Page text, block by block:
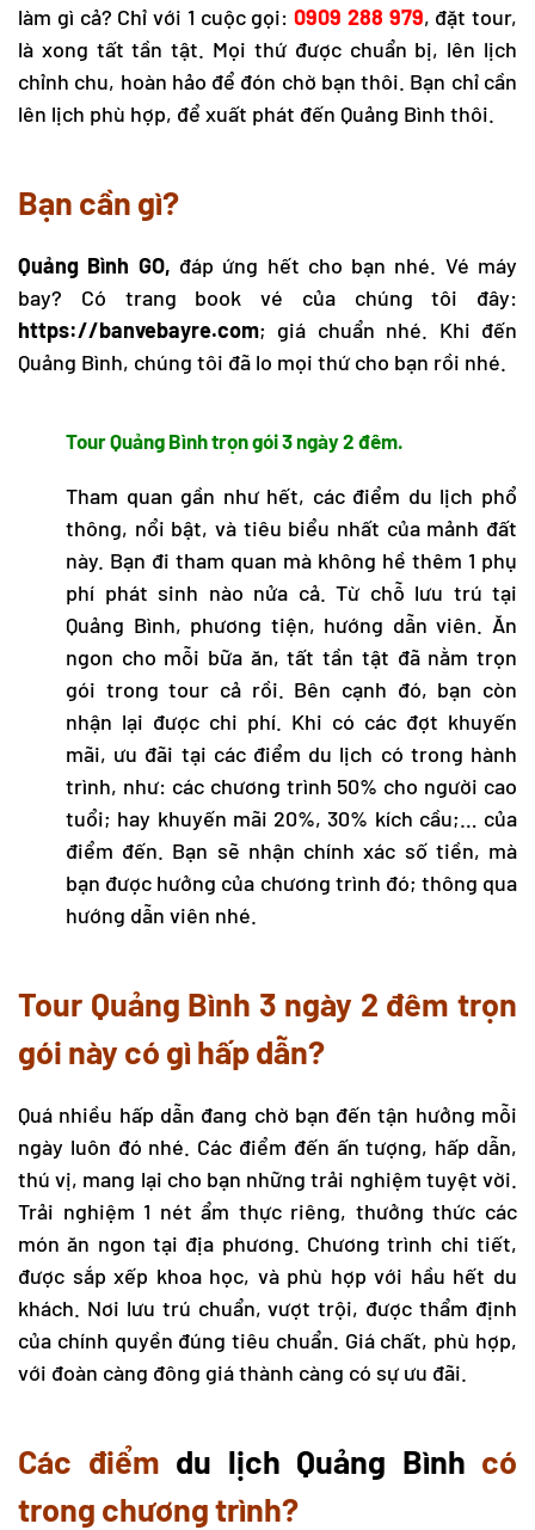
làm gì cả? Chỉ với 1 cuộc gọi: 0909 288 979, đặt tour,
là xong tất tần tật. Mọi thứ được chuẩn bị, lên lịch
chỉnh chu, hoàn hảo để đón chờ bạn thôi. Bạn chỉ cần
lên lịch phù hợp, để xuất phát đến Quảng Bình thôi.
Bạn cần gì?
Quảng Bình GO, đáp ứng hết cho bạn nhé. Vé máy
bay? Có trang book vé của chúng tôi đây:
https://banvebayre.com; giá chuẩn nhé. Khi đến
Quảng Bình, chúng tôi đã lo mọi thứ cho bạn rồi nhé.
Tour Quảng Bìnhtrọn gói 3 ngày 2 đêm.
Tham quan gần như hết, các điểm du lịch phổ
thông, nổi bật, và tiêu biểu nhất của mảnh đất
này. Bạn đi tham quan mà không hề thêm 1 phụ
phí phát sinh nào nửa cả. Từ chỗ lưu trú tại
Quảng Bình, phương tiện, hướng dẫn viên. Ăn
ngon cho mỗi bữa ăn, tất tần tật đã nằm trọn
gói trong tour cả rồi. Bên cạnh đó, bạn còn
nhận lại được chi phí. Khi có các đợt khuyến
mãi, ưu đãi tại các điểm du lịch có trong hành
trình, như: các chương trình 50% cho người cao
tuổi; hay khuyến mãi 20%, 30% kích cầu;… của
điểm đến. Bạn sẽ nhận chính xác số tiền, mà
bạn được hưởng của chương trình đó; thông qua
hướng dẫn viên nhé.
Tour Quảng Bình 3 ngày 2 đêm trọn
gói này có gì hấp dẫn?
Quá nhiều hấp dẫn đang chờ bạn đến tận hưởng mỗi
ngày luôn đó nhé. Các điểm đến ấn tượng, hấp dẫn,
thú vị, mang lại cho bạn những trải nghiệm tuyệt vời.
Trải nghiệm 1 nét ẩm thực riêng, thưởng thức các
món ăn ngon tại địa phương. Chương trình chi tiết,
được sắp xếp khoa học, và phù hợp với hầu hết du
khách. Nơi lưu trú chuẩn, vượt trội, được thẩm định
của chính quyền đúng tiêu chuẩn. Giá chất, phù hợp,
với đoàn càng đông giá thành càng có sự ưu đãi.
Các điểm du lịch Quảng Bình có
trong chương trình?